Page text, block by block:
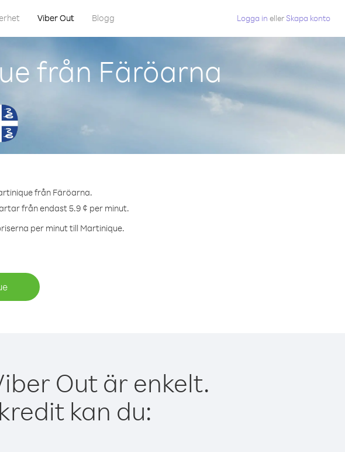
Viber Out Blogg Logga in eller Skapa konto
från Färöarna
från Färöarna.
från endast 5.9 ¢ per minut.
per minut till Martinique.
Out är enkelt.
kan du: